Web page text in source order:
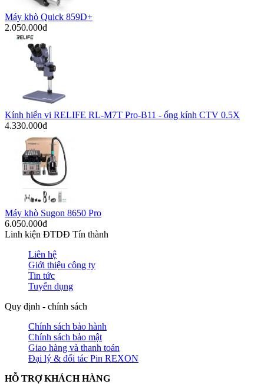
Máy khò Quick 859D+
2.050.000đ
Kính hiển vi RELIFE RL-M7T Pro-B11 - ống kính CTV 0.5X
4.330.000đ
Máy khò Sugon 8650 Pro
6.050.000đ
Linh kiện ĐTDĐ Tín thành
Liên hệ
Giới thiệu công ty
Tin tức
Tuyển dụng
Quy định - chính sách
Chính sách bảo hành
Chính sách bảo mật
Giao hàng và thanh toán
Đại lý & đối tác Pin REXON
HỖ TRỢ KHÁCH HÀNG